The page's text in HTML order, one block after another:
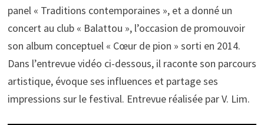
panel « Traditions contemporaines », et a donné un
concert au club « Balattou », l’occasion de promouvoir
son album conceptuel « Cœur de pion » sorti en 2014.
Dans l’entrevue vidéo ci-dessous, il raconte son parcours
artistique, évoque ses influences et partage ses
impressions sur le festival. Entrevue réalisée par V. Lim.